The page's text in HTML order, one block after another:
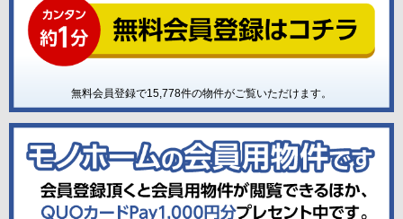
無料会員登録で15,778件の物件がご覧いただけます。